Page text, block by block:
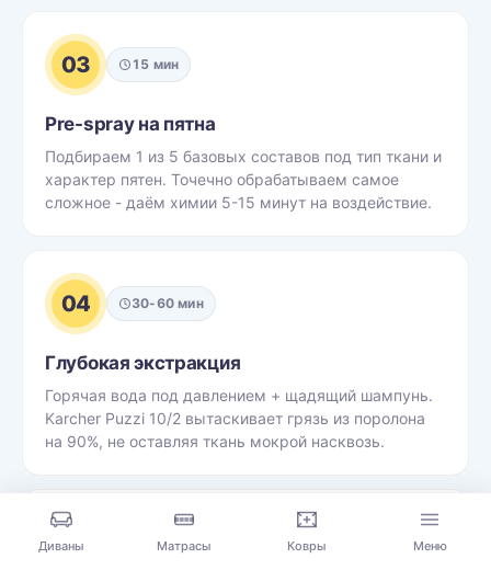
03 15 мин
Pre-spray на пятна
Подбираем 1 из 5 базовых составов под тип ткани и
характер пятен. Точечно обрабатываем самое
сложное - даём химии 5-15 минут на воздействие.
04 30-60 мин
Глубокая экстракция
Горячая вода под давлением + щадящий шампунь.
Karcher Puzzi 10/2 вытаскивает грязь из поролона
на 90%, не оставляя ткань мокрой насквозь.
05 15 мин
Диваны Матрасы Ковры Меню